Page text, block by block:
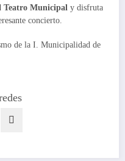
Teatro Municipal y disfruta
concierto.
de la I. Municipalidad de